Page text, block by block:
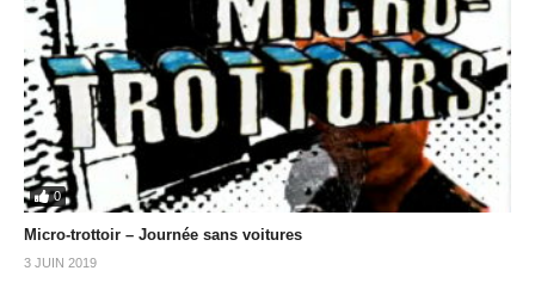
0
Micro-trottoir – Journée sans voitures
3 JUIN 2019